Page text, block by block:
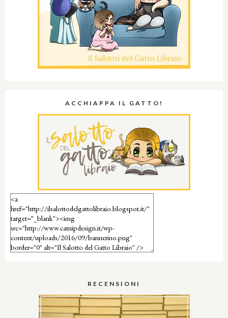
ACCHIAPPA IL GATTO!
RECENSIONI